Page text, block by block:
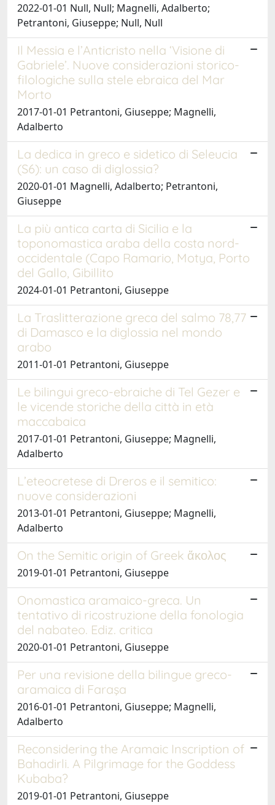
2022-01-01 Null, Null; Magnelli, Adalberto;
Petrantoni, Giuseppe; Null, Null
Il Messia e l’Anticristo nella ‘Visione di
Gabriele’. Nuove considerazioni storico-
filologiche sulla stele ebraica del Mar
Morto
2017-01-01 Petrantoni, Giuseppe; Magnelli,
Adalberto
La dedica in greco e sidetico di Seleucia
(S6): un caso di diglossia?
2020-01-01 Magnelli, Adalberto; Petrantoni,
Giuseppe
La più antica carta di Sicilia e la
toponomastica araba della costa nord-
occidentale (Capo Ramario, Motya, Porto
del Gallo, Gibillito
2024-01-01 Petrantoni, Giuseppe
La Traslitterazione greca del salmo 78,77
di Damasco e la diglossia nel mondo
arabo
2011-01-01 Petrantoni, Giuseppe
Le bilingui greco-ebraiche di Tel Gezer e
le vicende storiche della città in età
maccabaica
2017-01-01 Petrantoni, Giuseppe; Magnelli,
Adalberto
L’eteocretese di Dreros e il semitico:
nuove considerazioni
2013-01-01 Petrantoni, Giuseppe; Magnelli,
Adalberto
On the Semitic origin of Greek ἄκολος
2019-01-01 Petrantoni, Giuseppe
Onomastica aramaico-greca. Un
tentativo di ricostruzione della fonologia
del nabateo. Ediz. critica
2020-01-01 Petrantoni, Giuseppe
Per una revisione della bilingue greco-
aramaica di Faraşa
2016-01-01 Petrantoni, Giuseppe; Magnelli,
Adalberto
Reconsidering the Aramaic Inscription of
Bahadirli. A Pilgrimage for the Goddess
Kubaba?
2019-01-01 Petrantoni, Giuseppe